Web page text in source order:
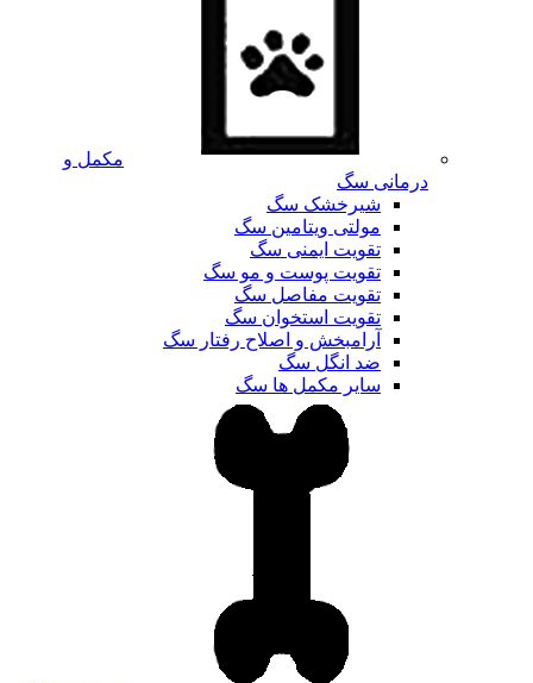
مکمل و
درمانی سگ
شیرخشک سگ
مولتی ویتامین سگ
تقویت ایمنی سگ
تقویت پوست و مو سگ
تقویت مفاصل سگ
تقویت استخوان سگ
آرامبخش و اصلاح رفتار سگ
ضد انگل سگ
سایر مکمل ها سگ